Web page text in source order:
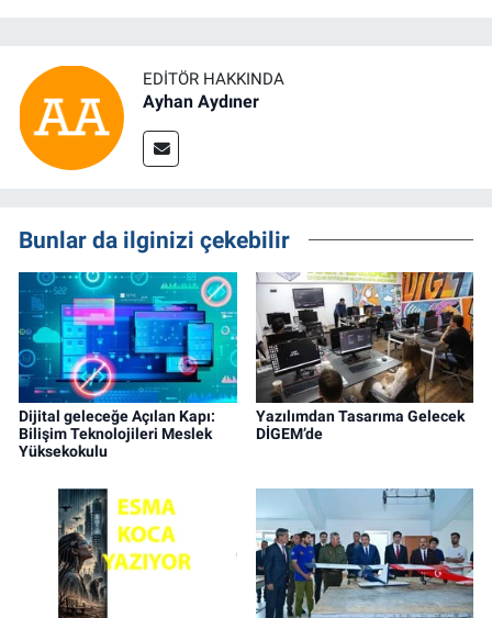
EDITÖR HAKKINDA
Ayhan Aydıner
Bunlar da ilginizi çekebilir
Dijital geleceğe Açılan Kapı:
Bilişim Teknolojileri Meslek
Yüksekokulu
Yazılımdan Tasarıma Gelecek
DİGEM’de